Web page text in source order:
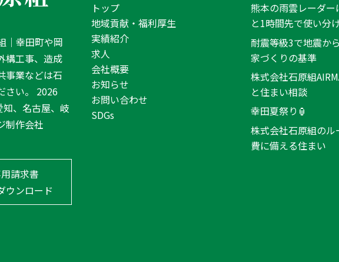
｜幸田町や岡
構工事、造成
事業などは石
い。
2026
知、名古屋、岐
制作会社
請求書
ウンロード
トップ
地域貢献・福利厚生
実績紹介
求人
会社概要
お知らせ
お問い合わせ
SDGs
熊本の雨雲レーダー
と1時間先で使い分
耐震等級3で地震か
家づくりの基準
株式会社石原組
と住まい相談
幸田夏祭り🏮
株式会社石原組のル
費に備える住まい